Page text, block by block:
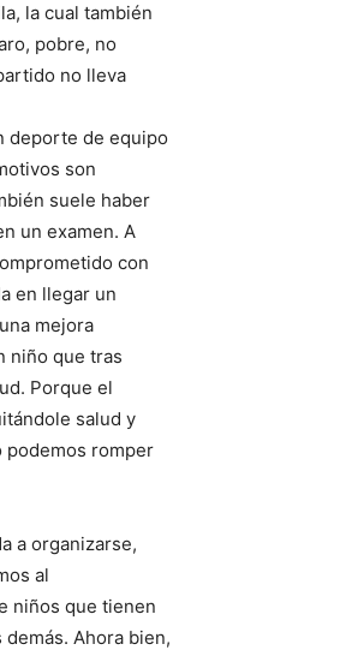
la cual también
pobre, no
no lleva
deporte de equipo
son
suele haber
un examen. A
con
en llegar un
mejora
niño que tras
Porque el
salud y
podemos romper
a organizarse,
al
niños que tienen
Ahora bien,